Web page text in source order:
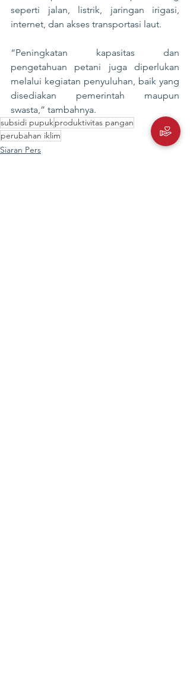
seperti jalan, listrik, jaringan irigasi,
internet, dan akses transportasi laut.
“Peningkatan kapasitas dan
pengetahuan petani juga diperlukan
melalui kegiatan penyuluhan, baik yang
disediakan pemerintah maupun
swasta,” tambahnya.
subsidi pupukproduktivitas pangan
perubahan iklim
Siaran Pers